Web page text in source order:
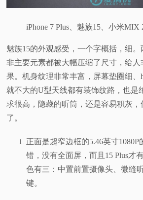
iPhone 7 Plus、魅族15、小米MIX
魅族15的外观感受，一个字概括，细。
非主要元素都被大幅压缩了尺寸，给
果。机身纹理非常丰富，屏幕垫圈细、
就不大的U型天线都有装饰纹路，也是
求很高，隐藏的听筒，还是容易积灰
了。
正面是超窄边框的5.46英寸
错，没有全面屏，而且15 Plus才
色有三：中置前置摄像头、微缝
键。